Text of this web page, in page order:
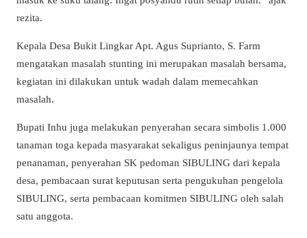
rezita.
Kepala Desa Bukit Lingkar Apt. Agus Suprianto, S. Farm
mengatakan masalah stunting ini merupakan masalah bersama,
kegiatan ini dilakukan untuk wadah dalam memecahkan
masalah.
Bupati Inhu juga melakukan penyerahan secara simbolis 1.000
tanaman toga kepada masyarakat sekaligus peninjaunya tempat
penanaman, penyerahan SK pedoman SIBULING dari kepala
desa, pembacaan surat keputusan serta pengukuhan pengelola
SIBULING, serta pembacaan komitmen SIBULING oleh salah
satu anggota.